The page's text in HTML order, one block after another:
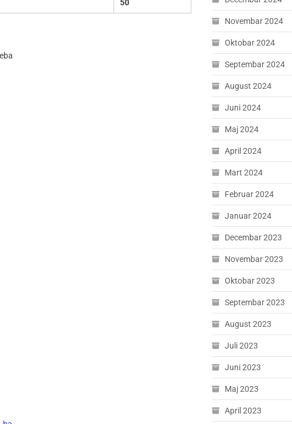
50
Novembar 2024
Oktobar 2024
Septembar 2024
August 2024
Juni 2024
Maj 2024
April 2024
Mart 2024
Februar 2024
Januar 2024
Decembar 2023
Novembar 2023
Oktobar 2023
Septembar 2023
August 2023
Juli 2023
Juni 2023
Maj 2023
April 2023